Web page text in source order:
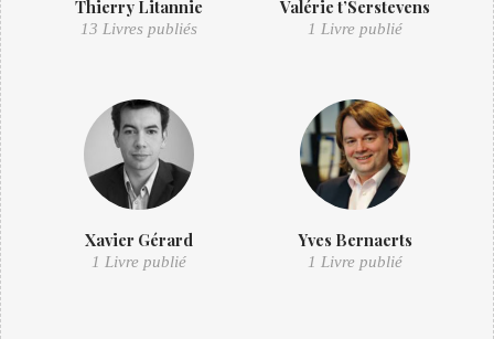
Thierry Litannie
13 Livres publiés
Valérie t’Serstevens
1 Livre publié
Xavier Gérard
1 Livre publié
Yves Bernaerts
1 Livre publié